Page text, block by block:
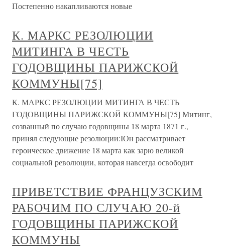
Постепенно накапливаются новые
К. МАРКС РЕЗОЛЮЦИИ
МИТИНГА В ЧЕСТЬ
ГОДОВЩИНЫ ПАРИЖСКОЙ
КОММУНЫ[75]
К. МАРКС РЕЗОЛЮЦИИ МИТИНГА В ЧЕСТЬ
ГОДОВЩИНЫ ПАРИЖСКОЙ КОММУНЫ[75] Митинг,
созванный по случаю годовщины 18 марта 1871 г.,
принял следующие резолюции:IОн рассматривает
героическое движение 18 марта как зарю великой
социальной революции, которая навсегда освободит
ПРИВЕТСТВИЕ ФРАНЦУЗСКИМ
РАБОЧИМ ПО СЛУЧАЮ 20-й
ГОДОВЩИНЫ ПАРИЖСКОЙ
КОММУНЫ